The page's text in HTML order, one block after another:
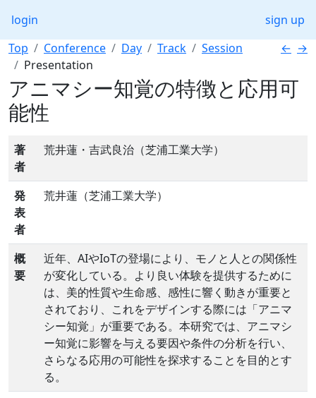
login
sign up
← →
Top Conference Day Track
Session
Presentation
アニマシー知覚の特徴と応用可
能性
著
者
荒井蓮・吉武良治（芝浦工業大学）
発
表
者
荒井蓮（芝浦工業大学）
概
要
近年、AIやIoTの登場により、モノと人との関係性
が変化している。より良い体験を提供するために
は、美的性質や生命感、感性に響く動きが重要と
されており、これをデザインする際には「アニマ
シー知覚」が重要である。本研究では、アニマシ
ー知覚に影響を与える要因や条件の分析を行い、
さらなる応用の可能性を探求することを目的とす
る。